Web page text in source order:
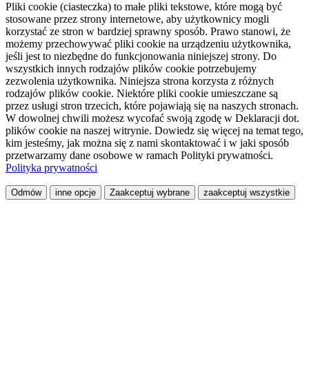
Pliki cookie (ciasteczka) to małe pliki tekstowe, które mogą być
stosowane przez strony internetowe, aby użytkownicy mogli
korzystać ze stron w bardziej sprawny sposób. Prawo stanowi, że
możemy przechowywać pliki cookie na urządzeniu użytkownika,
jeśli jest to niezbędne do funkcjonowania niniejszej strony. Do
wszystkich innych rodzajów plików cookie potrzebujemy
zezwolenia użytkownika. Niniejsza strona korzysta z różnych
rodzajów plików cookie. Niektóre pliki cookie umieszczane są
przez usługi stron trzecich, które pojawiają się na naszych stronach.
W dowolnej chwili możesz wycofać swoją zgodę w Deklaracji dot.
plików cookie na naszej witrynie. Dowiedz się więcej na temat tego,
kim jesteśmy, jak można się z nami skontaktować i w jaki sposób
przetwarzamy dane osobowe w ramach Polityki prywatności.
Polityka prywatności
Odmów inne opcje Zaakceptuj wybrane zaakceptuj wszystkie